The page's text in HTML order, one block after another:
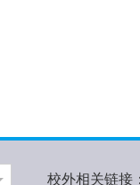
校外相关链接